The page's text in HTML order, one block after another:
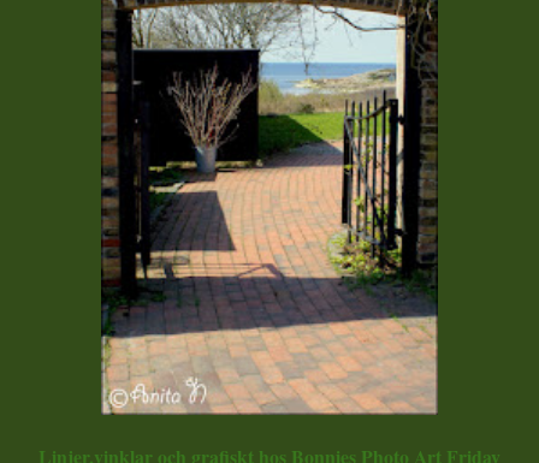
Linjer,vinklar och grafiskt hos Bonnies Photo Art Friday